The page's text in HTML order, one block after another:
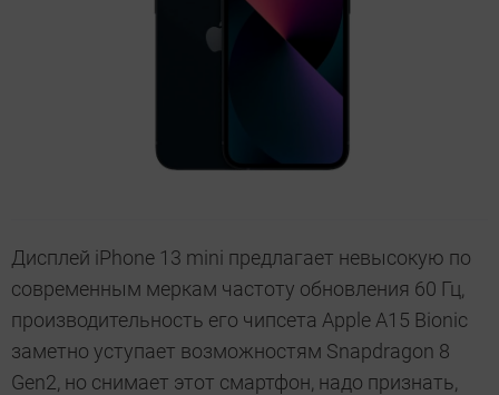
Дисплей iPhone 13 mini предлагает невысокую по
современным меркам частоту обновления 60 Гц,
производительность его чипсета Apple A15 Bionic
заметно уступает возможностям Snapdragon 8
Gen2, но снимает этот смартфон, надо признать,